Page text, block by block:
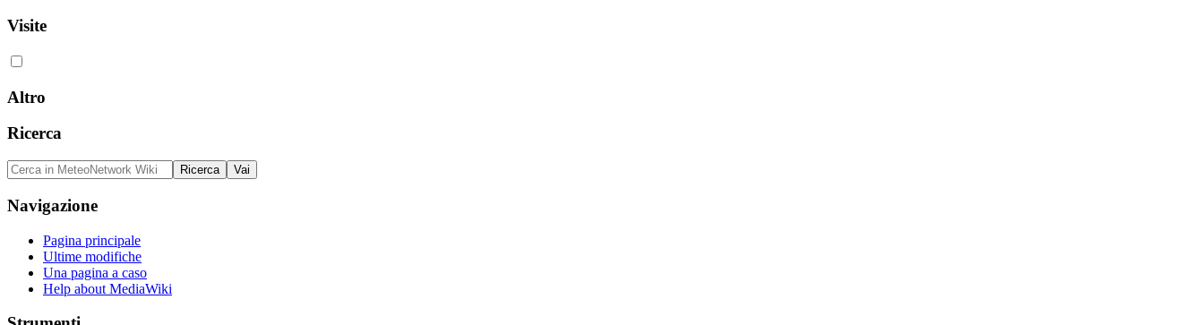
Visite
Altro
Ricerca
Navigazione
Pagina principale
Ultime modifiche
Una pagina a caso
Help about MediaWiki